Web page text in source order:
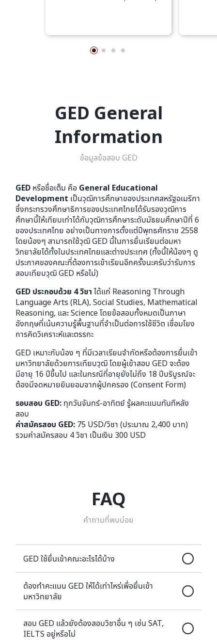
GED General
Information
ข้อมูลข้อสอบ GED
GED หรือชื่อเต็ม คือ General Educational
Development เป็นวุฒิการศึกษาของประเทศสหรัฐอเมริกา
ซึ่งกระทรวงศึกษาธิการของประเทศไทยได้รับรองวุฒิการ
ศึกษานี้ให้เทียบเท่าได้กับวุฒิการศึกษาระดับมัธยมศึกษาปีที่ 6
ของประเทศไทย อย่างเป็นทางการตั้งแต่ปีพุทธศักราช 2558
โดยน้องๆ สามารถใช้วุฒิ GED นี้ในการยื่นเรียนต่อมหา
วิทยาลัยได้ทั้งในประเทศไทยและต่างประเทศ (ทั้งนี้ให้น้องๆ ดู
ประกาศของคณะที่ต้องการเข้าเรียนอีกครั้งนะครับว่ารับการ
สอบเทียบวุฒิ GED หรือไม่)
GED ประกอบด้วย 4 วิชา ได้แก่ Reasoning Through
Language Arts (RLA), Social Studies, Mathematical
Reasoning, และ Science โดยข้อสอบทั้งหมดเป็นภาษา
อังกฤษที่เน้นความรู้พื้นฐานที่จำเป็นต่อการใช้ชีวิต เชื่อมโยง
การคิดวิเคราะห์และตรรกะ
GED เหมาะกับน้อง ๆ ที่มีเวลาเรียนจำกัดหรือต้องการยื่นเข้า
มหาวิทยาลัยด้วยการเทียบวุฒิ โดยผู้เข้าสอบ GED จะต้อง
มีอายุ 16 ปีขึ้นไป และในกรณีที่อายุยังไม่ถึง 18 ปีบริบูรณ์จะ
ต้องมีจดหมายยินยอมจากผู้ปกครอง (Consent Form)
รอบสอบ GED: ทุกวันจันทร์-อาทิตย์ รู้ผลคะแนนทันทีหลัง
สอบ
ค่าสมัครสอบ GED: 75 USD/วิชา (ประมาณ 2,400 บาท)
รวมค่าสมัครสอบ 4 วิชา เป็นเงิน 300 USD
FAQ
คำถามที่พบบ่อย
GED ใช้ยื่นเข้าคณะอะไรได้บ้าง
ต้องทำคะแนน GED ให้ได้เท่าไหร่เพื่อยื่นเข้า
มหาวิทยาลัย
สอบ GED แล้วยังต้องสอบวิชาอื่น ๆ เช่น SAT,
IELTS อยู่หรือไม่